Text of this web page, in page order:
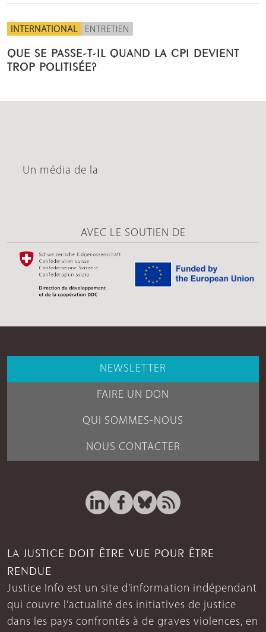
INTERNATIONAL ENTRETIEN
QUE SE PASSE-T-IL QUAND LA CPI DEVIENT
TROP POLITISÉE?
Un média de la
AVEC LE SOUTIEN DE
NEWSLETTER
FAIRE UN DON
QUI SOMMES-NOUS
NOUS CONTACTER
LA JUSTICE DOIT ÊTRE VUE POUR ÊTRE
RENDUE
Justice Info est un site d’information indépendant
qui couvre l’actualité des initiatives de justice
dans les pays confrontés à de graves violences, en